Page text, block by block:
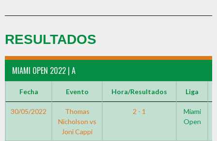
RESULTADOS
MIAMI OPEN 2022 | A
Fecha Evento Hora/Resultados Liga
30/05/2022
Thomas
Nicholson vs
Joni Cappi
2 - 1
Miami
Open